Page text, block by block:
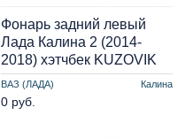
ВАЗ (ЛАДА) Калина
Фонарь задний левый
Лада Калина 2 (2014-
2018) хэтчбек KUZOVIK
0 руб.